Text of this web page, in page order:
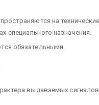
на
специального назначения.
обязательными.
выдаваемых